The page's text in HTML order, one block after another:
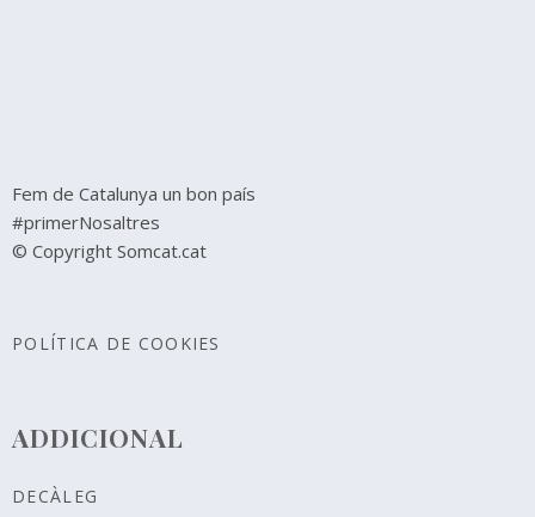
Fem de Catalunya un bon país
#primerNosaltres
© Copyright Somcat.cat
POLÍTICA DE COOKIES
ADDICIONAL
DECÀLEG